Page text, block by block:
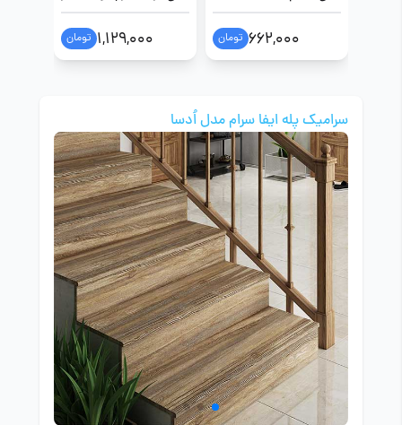
662,000 تومان
سایز 40 در 160
1,129,000 تومان
سرامیک پله ایفا سرام مدل اُدسا